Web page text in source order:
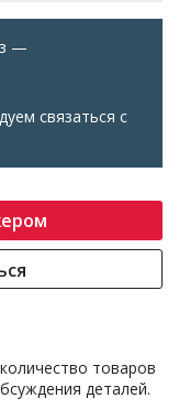
—
связаться с
товаров
деталей.